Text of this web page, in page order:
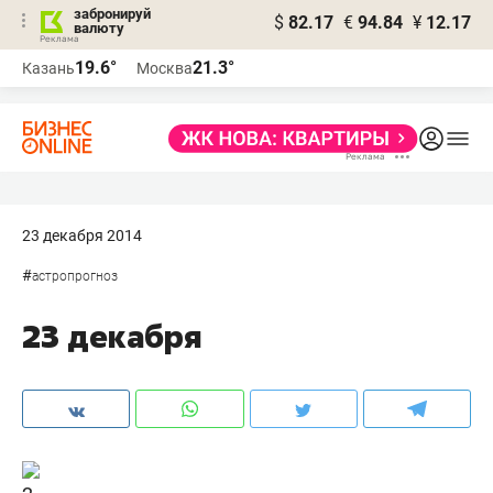
забронируй
валюту
$ 82.17 € 94.84 ¥ 12.17
Казань19.6° Москва21.3°
23 декабря 2014
#астропрогноз
23 декабря